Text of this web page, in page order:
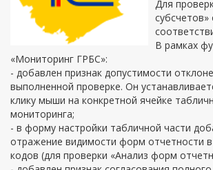
Для
В рамках
«Мониторинг ГРБС»:
- добавлен признак допустимости
выполненной проверке. Он
клику мыши на конкретной ячейке
мониторинга;
- в форму настройки табличной части
отражение видимости форм отчетности в
кодов (для проверки «Анализ форм